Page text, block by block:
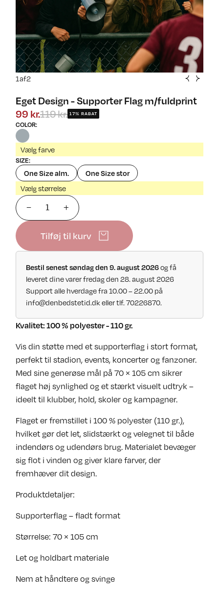
1af2
Eget Design - Supporter Flag m/fuldprint
99 kr.119 kr. 17% RABAT
COLOR:
Vælg farve
SIZE:
One Size alm.
One Size stor
Vælg størrelse
Tilføj til kurv
Bestil senest søndag den 9. august 2026og få
leveret dine varer fredag den 28. august 2026
Support alle hverdage fra 10.00 – 22.00 på
info@denbedstetid.dk eller tlf. 70226870.
Kvalitet: 100 % polyester - 110 gr.
Vis din støtte med et supporterflag i stort format,
perfekt til stadion, events, koncerter og fanzoner.
Med sine generøse mål på 70 × 105 cm sikrer
flaget høj synlighed og et stærkt visuelt udtryk –
ideelt til klubber, hold, skoler og kampagner.
Flaget er fremstillet i 100 % polyester (110 gr.),
hvilket gør det let, slidstærkt og velegnet til både
indendørs og udendørs brug. Materialet bevæger
sig flot i vinden og giver klare farver, der
fremhæver dit design.
Produktdetaljer:
Supporterflag – fladt format
Størrelse: 70 × 105 cm
Let og holdbart materiale
Nem at håndtere og svinge